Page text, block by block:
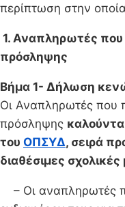
περίπτωση στην
1. Αναπληρωτές που
πρόσληψης
Βήμα 1- Δήλωση
Οι Αναπληρωτές που
πρόσληψης
του ΟΠΣΥΔ, σειρά
διαθέσιμες
– Οι αναπληρωτές